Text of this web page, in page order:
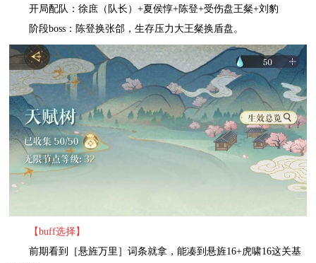
开局配队：徐庶（队长）+夏侯惇+陈登+受伤盘王粲+刘豹
阶段boss：陈登换张郃，生存压力大王粲换盾盘。
【buff选择】
前期看到［悬旌万里］词条就拿，能凑到悬旌16+虎啸16这关基